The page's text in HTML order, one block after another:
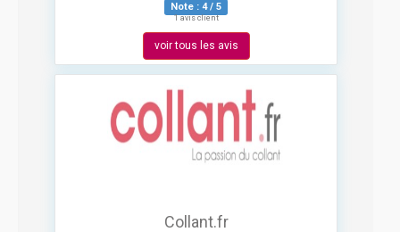
Note : 4/ 5
1 avis client
voir tous les avis
Collant.fr